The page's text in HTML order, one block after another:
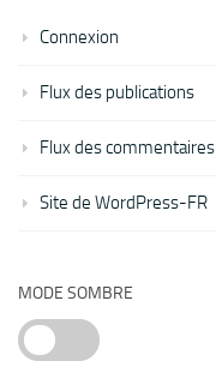
Connexion
Flux des publications
Flux des commentaires
Site de WordPress-FR
MODE SOMBRE